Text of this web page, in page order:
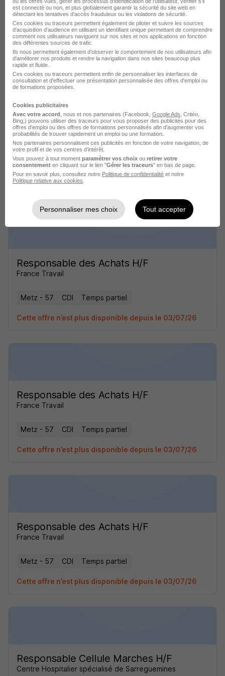
France Travail
Metz - 57 CDI Temps partiel
Cette offre n’est plus disponible depuis le 03/07/26
Responsable des Achats H/F
France Travail
Metz - 57 CDI Temps partiel
Cette offre n’est plus disponible depuis le 03/07/26
Responsable des Achats H/F
France Travail
Metz - 57 CDI Temps partiel
Cette offre n’est plus disponible depuis le 03/07/26
Responsable des Achats H/F
France Travail
Metz - 57 CDI Temps partiel
Cette offre n’est plus disponible depuis le 03/07/26
Responsable des Achats H/F
France Travail
Metz - 57 CDI Temps partiel
Cette offre n’est plus disponible depuis le 03/07/26
Responsable Cellule Marches H/F
Centre Hospitalier spécialisé de Sarreguemines
est connecté ou non, et plus globalement garantir la sécurité du site web en
détectant les tentatives d'accès frauduleux ou les violations de sécurité.
Ces cookies ou traceurs permettent également de piloter et suivre les sources
d'acquisition d'audience en utilisant un identifiant unique permettant de comprendre
comment nos utilisateurs naviguent sur nos sites et nos applications en fonction
des différentes sources de trafic.
Ils nous permettent également d’observer le comportement de nos utilisateurs afin
d'améliorer nos produits et rendre la navigation dans nos sites beaucoup plus
rapide et fluide.
Ces cookies ou traceurs permettent enfin de personnaliser les interfaces de
consultation et d'effectuer une présentation personnalisée des offres d'emploi ou
de formations proposées.
Cookies publicitaires
Avec votre accord , nous et nos partenaires (Facebook, Google Ads , Critéo,
Bing,) pouvons utiliser des traceurs pour vous proposer des publicités pour des
offres d’emploi ou des offres de formations personnalisés afin d’augmenter vos
probabilités de trouver rapidement un emploi ou une formation.
Nos partenaires personnalisent ces publicités en fonction de votre navigation, de
votre profil et de vos centres d’intérêt.
Vous pouvez à tout moment paramétrer vos choix ou retirer votre
consentement en cliquant sur le lien "Gérer les traceurs" en bas de page.
Pour en savoir plus, consultez notre Politique de confidentialité et notre
Politique relative aux cookies
Personnaliser mes choix Tout accepter